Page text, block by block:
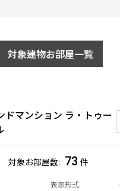
対象建物お部屋一覧
ドマンション ラ・トゥー
対象お部屋数 73 件
表示形式